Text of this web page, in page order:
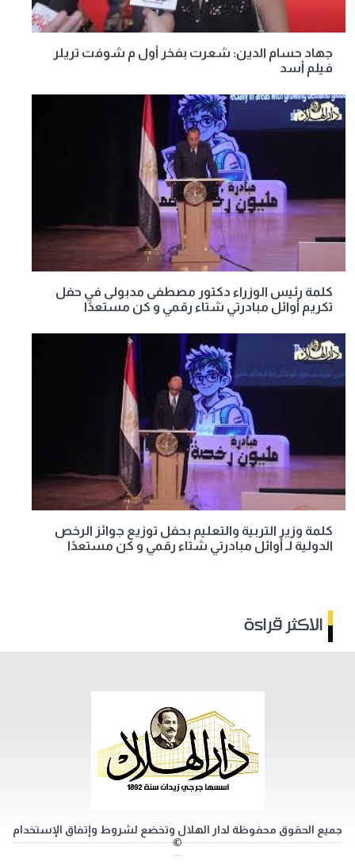
جهاد حسام الدين: شعرت بفخر أول م شوفت تريلر
فيلم أسد
كلمة رئيس الوزراء دكتور مصطفى مدبولى في حفل
تكريم أوائل مبادرتي شتاء رقمي و كن مستعدًا
كلمة وزير التربية والتعليم بحفل توزيع جوائز الرخص
الدولية لـ أوائل مبادرتي شتاء رقمي و كن مستعدًا
الاكثر قراءة
جميع الحقوق محفوظة لدار الهلال وتخضع لشروط وإتفاق الإستخدام
©